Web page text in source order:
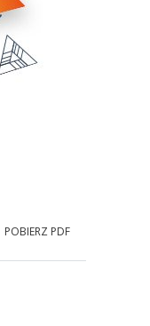
POBIERZ PDF